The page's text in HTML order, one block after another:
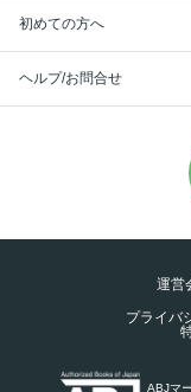
初めての方へ
ヘルプ/お問合せ
運営
プライバ
ABJマ